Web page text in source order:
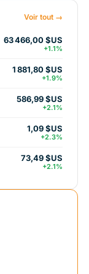
Voir tout →
63 466,00 $US
+1.1%
1 881,80 $US
+1.9%
586,99 $US
+2.1%
1,09 $US
+2.3%
73,49 $US
+2.1%